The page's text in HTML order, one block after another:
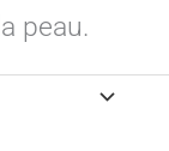
peau.